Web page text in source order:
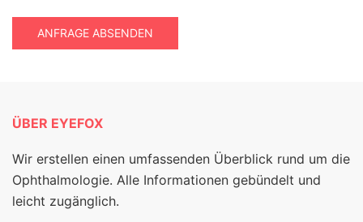
ANFRAGE ABSENDEN
ÜBER EYEFOX
Wir erstellen einen umfassenden Überblick rund um die
Ophthalmologie. Alle Informationen gebündelt und
leicht zugänglich.